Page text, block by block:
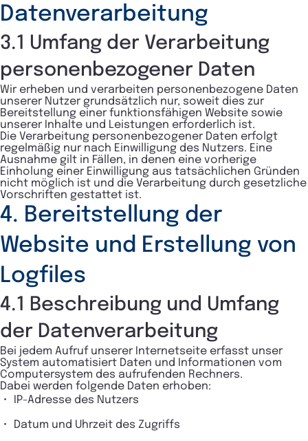
Datenverarbeitung
3.1 Umfang der Verarbeitung
personenbezogener Daten
Wir erheben und verarbeiten personenbezogene Daten
unserer Nutzer grundsätzlich nur, soweit dies zur
Bereitstellung einer funktionsfähigen Website sowie
unserer Inhalte und Leistungen erforderlich ist.
Die Verarbeitung personenbezogener Daten erfolgt
regelmäßig nur nach Einwilligung des Nutzers. Eine
Ausnahme gilt in Fällen, in denen eine vorherige
Einholung einer Einwilligung aus tatsächlichen Gründen
nicht möglich ist und die Verarbeitung durch gesetzliche
Vorschriften gestattet ist.
4. Bereitstellung der
Website und Erstellung von
Logfiles
4.1 Beschreibung und Umfang
der Datenverarbeitung
Bei jedem Aufruf unserer Internetseite erfasst unser
System automatisiert Daten und Informationen vom
Computersystem des aufrufenden Rechners.
Dabei werden folgende Daten erhoben:
IP-Adresse des Nutzers
Datum und Uhrzeit des Zugriffs